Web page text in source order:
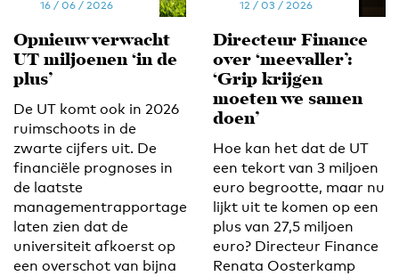
16 / 06 / 2026
Opnieuw verwacht
UT miljoenen ‘in de
plus’
De UT komt ook in 2026
ruimschoots in de
zwarte cijfers uit. De
financiële prognoses in
de laatste
managementrapportage
laten zien dat de
universiteit afkoerst op
een overschot van bijna
12 / 03 / 2026
Directeur Finance
over ‘meevaller’:
‘Grip krijgen
moeten we samen
doen’
Hoe kan het dat de UT
een tekort van 3 miljoen
euro begrootte, maar nu
lijkt uit te komen op een
plus van 27,5 miljoen
euro? Directeur Finance
Renata Oosterkamp